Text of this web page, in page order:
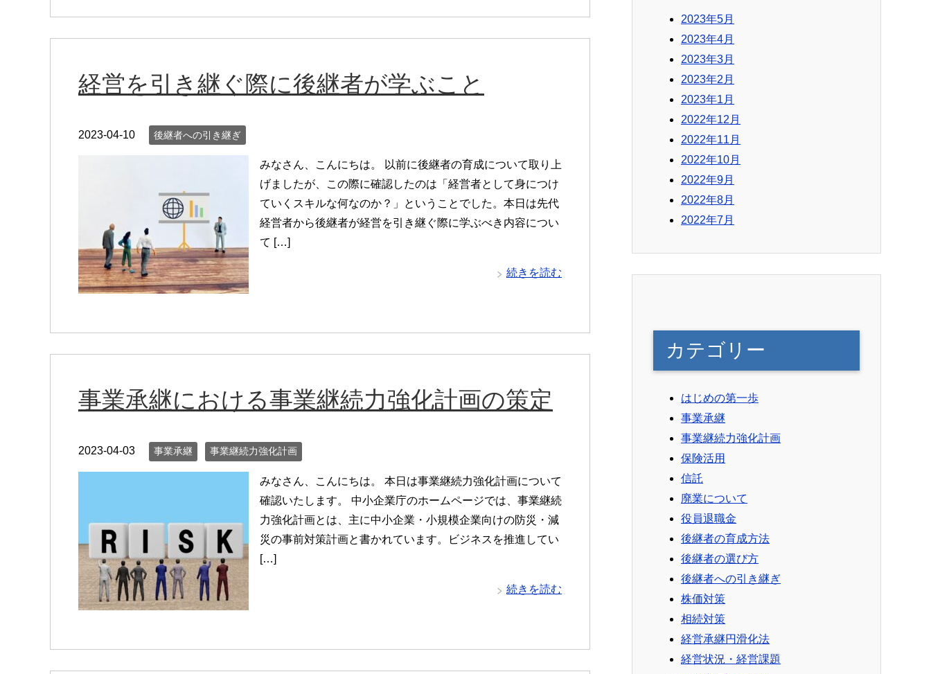
経営を引き継ぐ際に後継者が学ぶこと
2023-04-10 後継者への引き継ぎ
みなさん、こんにちは。 以前に後継者の育成について取り上
げましたが、この際に確認したのは「経営者として身につけ
ていくスキルな何なのか？」ということでした。本日は先代
経営者から後継者が経営を引き継ぐ際に学ぶべき内容につい
て […]
続きを読む
事業承継における事業継続力強化計画の策定
2023-04-03 事業承継 事業継続力強化計画
みなさん、こんにちは。 本日は事業継続力強化計画について
確認いたします。 中小企業庁のホームページでは、事業継続
力強化計画とは、主に中小企業・小規模企業向けの防災・減
災の事前対策計画と書かれています。ビジネスを推進してい
[…]
続きを読む
2023年5月
2023年4月
2023年3月
2023年2月
2023年1月
2022年12月
2022年11月
2022年10月
2022年9月
2022年8月
2022年7月
カテゴリー
はじめの第一歩
事業承継
事業継続力強化計画
保険活用
信託
廃業について
役員退職金
後継者の育成方法
後継者の選び方
後継者への引き継ぎ
株価対策
相続対策
経営承継円滑化法
経営状況・経営課題